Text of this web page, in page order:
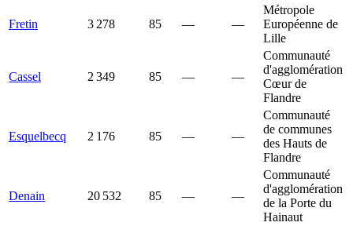
Fretin 3 278 85 — —
Métropole
Européenne de
Lille
Cassel 2 349 85 — —
Communauté
d'agglomération
Cœur de
Flandre
Esquelbecq 2 176 85 — —
Communauté
de communes
des Hauts de
Flandre
Denain 20 532 85 — —
Communauté
d'agglomération
de la Porte du
Hainaut